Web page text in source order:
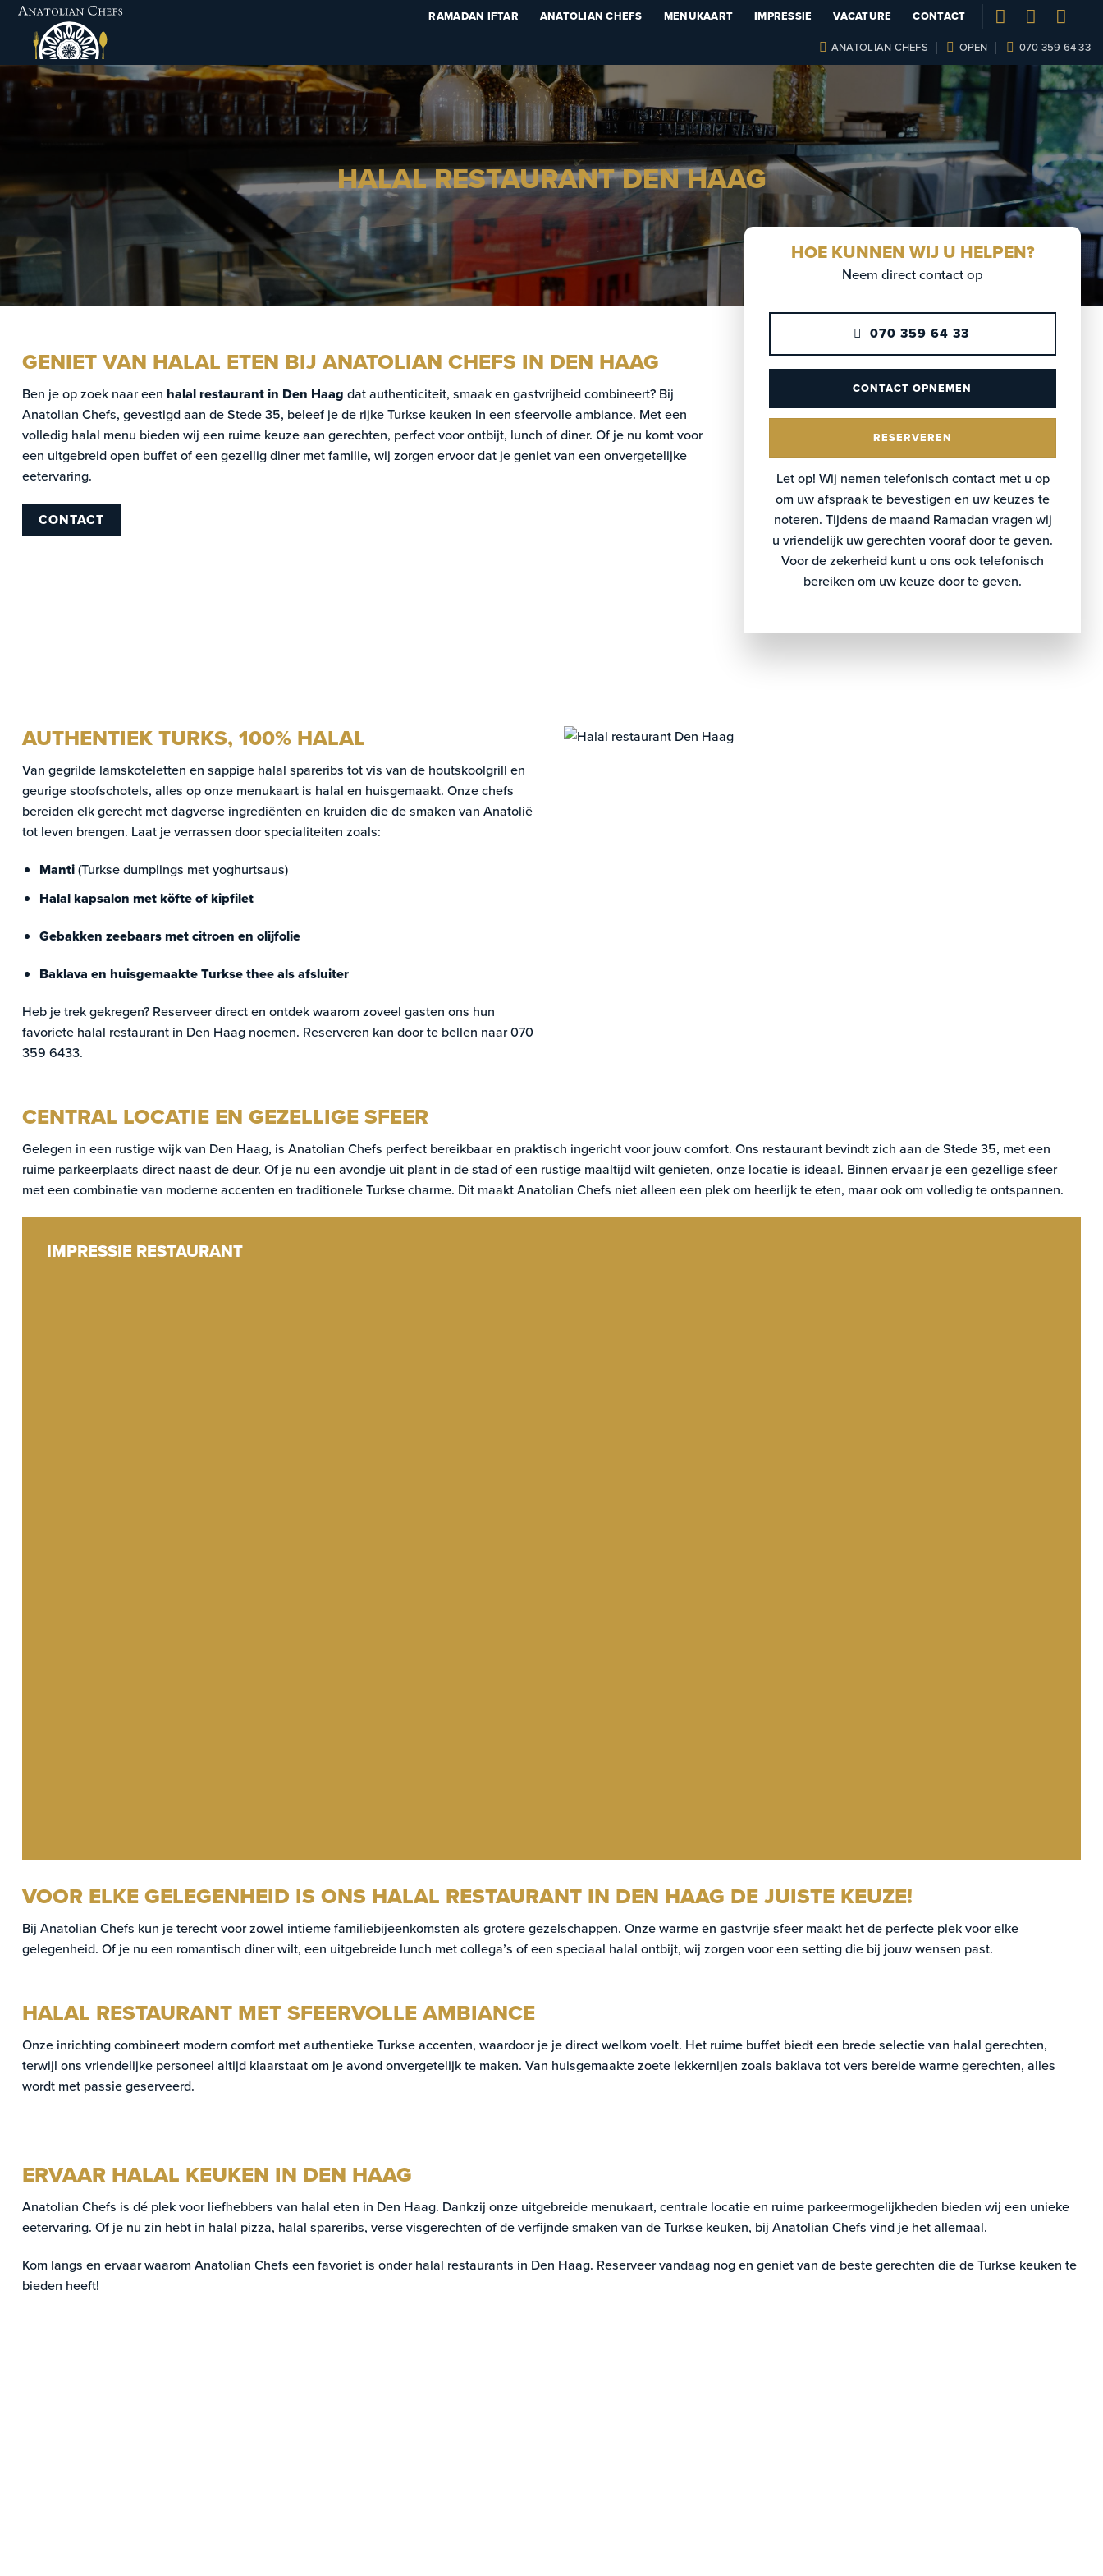
inhoud
RAMADAN IFTAR ANATOLIAN CHEFS MENUKAART IMPRESSIE VACATURE
CONTACT
ANATOLIAN CHEFS
OPEN 070 359 64 33
HALAL RESTAURANT DEN HAAG
GENIET VAN HALAL ETEN BIJ ANATOLIAN CHEFS IN DEN HAAG
Ben je op zoek naar een halal restaurant in Den Haag dat authenticiteit, smaak en gastvrijheid combineert? Bij
Anatolian Chefs, gevestigd aan de Stede 35, beleef je de rijke Turkse keuken in een sfeervolle ambiance. Met een
volledig halal menu bieden wij een ruime keuze aan gerechten, perfect voor ontbijt, lunch of diner. Of je nu komt voor
een uitgebreid open buffet of een gezellig diner met familie, wij zorgen ervoor dat je geniet van een onvergetelijke
eetervaring.
CONTACT
HOE KUNNEN WIJ U HELPEN?
Neem direct contact op
070 359 64 33
CONTACT OPNEMEN
RESERVEREN
Let op! Wij nemen telefonisch contact met u op
om uw afspraak te bevestigen en uw keuzes te
noteren. Tijdens de maand Ramadan vragen wij
u vriendelijk uw gerechten vooraf door te geven.
Voor de zekerheid kunt u ons ook telefonisch
bereiken om uw keuze door te geven.
AUTHENTIEK TURKS, 100% HALAL
Van gegrilde lamskoteletten en sappige halal spareribs tot vis van de houtskoolgrill en
geurige stoofschotels, alles op onze menukaart is halal en huisgemaakt. Onze chefs
bereiden elk gerecht met dagverse ingrediënten en kruiden die de smaken van Anatolië
tot leven brengen. Laat je verrassen door specialiteiten zoals:
Manti(Turkse dumplings met yoghurtsaus)
Halal kapsalon met köfte of kipfilet
Gebakken zeebaars met citroen en olijfolie
Baklava en huisgemaakte Turkse thee als afsluiter
Heb je trek gekregen? Reserveer direct en ontdek waarom zoveel gasten ons hun
favoriete halal restaurant in Den Haag noemen. Reserveren kan door te bellen naar070
359 6433.
CENTRAL LOCATIE EN GEZELLIGE SFEER
Gelegen in een rustige wijk van Den Haag, is Anatolian Chefs perfect bereikbaar en praktisch ingericht voor jouw comfort. Ons restaurant bevindt zich aan de Stede 35, met een
ruime parkeerplaats direct naast de deur. Of je nu een avondje uit plant in de stad of een rustige maaltijd wilt genieten, onze locatie is ideaal. Binnen ervaar je een gezellige sfeer
met een combinatie van moderne accenten en traditionele Turkse charme. Dit maakt Anatolian Chefs niet alleen een plek om heerlijk te eten, maar ook om volledig te ontspannen.
IMPRESSIE RESTAURANT
VOOR ELKE GELEGENHEID IS ONS HALAL RESTAURANT IN DEN HAAG DE JUISTE KEUZE!
Bij Anatolian Chefs kun je terecht voor zowel intieme familiebijeenkomsten als grotere gezelschappen. Onze warme en gastvrije sfeer maakt het de perfecte plek voor elke
gelegenheid. Of je nu een romantisch diner wilt, een uitgebreide lunch met collega’s of een speciaal halal ontbijt, wij zorgen voor een setting die bij jouw wensen past.
HALAL RESTAURANT MET SFEERVOLLE AMBIANCE
Onze inrichting combineert modern comfort met authentieke Turkse accenten, waardoor je je direct welkom voelt. Het ruime buffet biedt een brede selectie van halal gerechten,
terwijl ons vriendelijke personeel altijd klaarstaat om je avond onvergetelijk te maken. Van huisgemaakte zoete lekkernijen zoals baklava tot vers bereide warme gerechten, alles
wordt met passie geserveerd.
ERVAAR HALAL KEUKEN IN DEN HAAG
Anatolian Chefs is dé plek voor liefhebbers van halal eten in Den Haag. Dankzij onze uitgebreide menukaart, centrale locatie en ruime parkeermogelijkheden bieden wij een unieke
eetervaring. Of je nu zin hebt in halal pizza, halal spareribs, verse visgerechten of de verfijnde smaken van de Turkse keuken, bij Anatolian Chefs vind je het allemaal.
Kom langs en ervaar waarom Anatolian Chefs een favoriet is onder halal restaurants in Den Haag. Reserveer vandaag nog en geniet van de beste gerechten die de Turkse keuken te
bieden heeft!